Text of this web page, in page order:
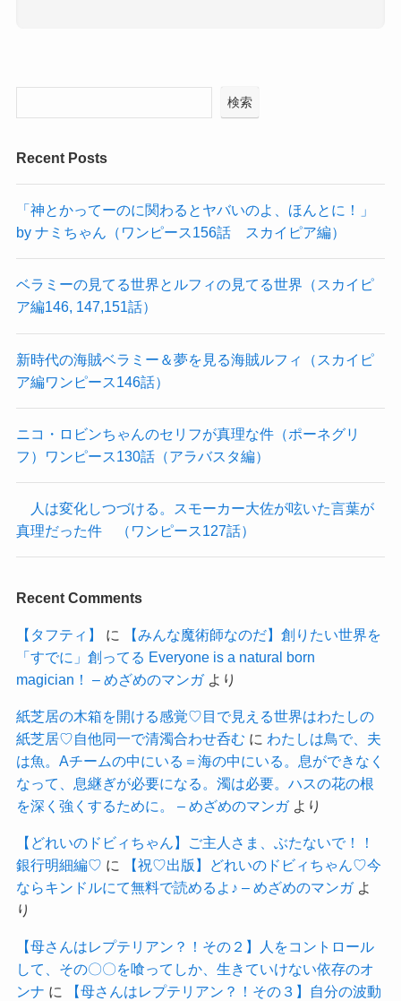
検索
Recent Posts
「神とかってーのに関わるとヤバいのよ、ほんとに！」
by ナミちゃん（ワンピース156話 スカイピア編）
ベラミーの見てる世界とルフィの見てる世界（スカイピ
ア編146, 147,151話）
新時代の海賊ベラミー＆夢を見る海賊ルフィ（スカイピ
ア編ワンピース146話）
ニコ・ロビンちゃんのセリフが真理な件（ポーネグリ
フ）ワンピース130話（アラバスタ編）
人は変化しつづける。スモーカー大佐が呟いた言葉が
真理だった件 （ワンピース127話）
Recent Comments
【タフティ】 に
【みんな魔術師なのだ】創りたい世界を
「すでに」創ってる Everyone is a natural born
magician！ – めざめのマンガより
紙芝居の木箱を開ける感覚♡目で見える世界はわたしの
紙芝居♡自他同一で清濁合わせ呑む に わたしは鳥で、夫
は魚。Aチームの中にいる＝海の中にいる。息ができなく
なって、息継ぎが必要になる。濁は必要。ハスの花の根
を深く強くするために。 – めざめのマンガより
【どれいのドビィちゃん】ご主人さま、ぶたないで！！
銀行明細編♡ に
【祝♡出版】どれいのドビィちゃん♡今
ならキンドルにて無料で読めるよ♪ – めざめのマンガよ
り
【母さんはレプテリアン？！その２】人をコントロール
して、その〇〇を喰ってしか、生きていけない依存のオ
ンナ に 【母さんはレプテリアン？！その３】自分の波動